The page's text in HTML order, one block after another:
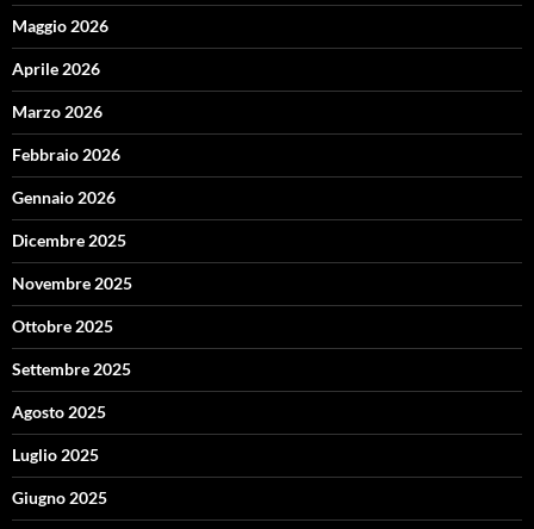
Maggio 2026
Aprile 2026
Marzo 2026
Febbraio 2026
Gennaio 2026
Dicembre 2025
Novembre 2025
Ottobre 2025
Settembre 2025
Agosto 2025
Luglio 2025
Giugno 2025